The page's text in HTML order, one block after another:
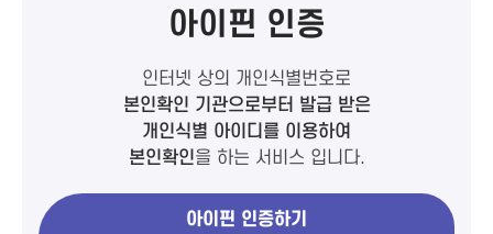
아이핀 인증
인터넷 상의 개인식별번호로
본인확인 기관으로부터 발급 받은
개인식별 아이디를 이용하여
본인확인을 하는 서비스 입니다.
아이핀 인증하기